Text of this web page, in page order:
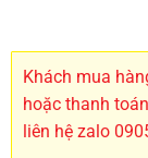
Khách mua
hoặc thanh
liên hệ zalo